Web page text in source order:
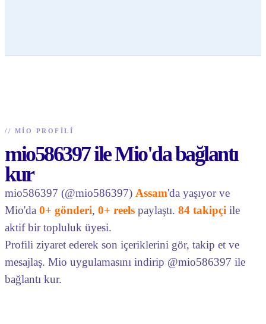
// MIO PROFILI
mio586397 ile Mio'da bağlantı
kur
mio586397 (@mio586397) Assam'da yaşıyor ve
Mio'da 0+ gönderi, 0+ reels paylaştı. 84 takipçi ile
aktif bir topluluk üyesi.
Profili ziyaret ederek son içeriklerini gör, takip et ve
mesajlaş. Mio uygulamasını indirip @mio586397 ile
bağlantı kur.